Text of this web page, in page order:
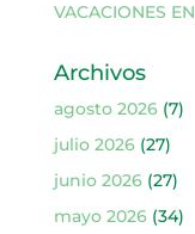
VACACIONES
Archivos
agosto 2026(7)
julio 2026(27)
junio 2026(27)
mayo 2026(34)